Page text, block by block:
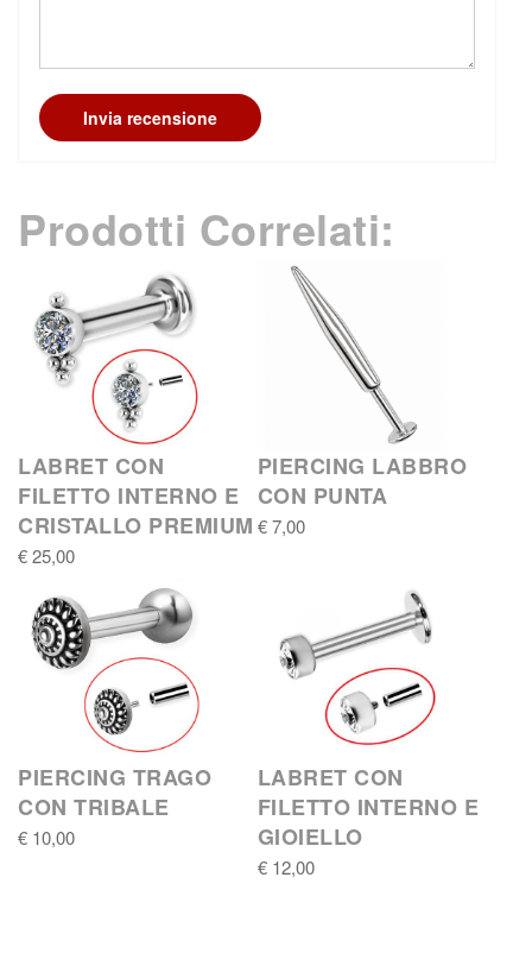
Invia recensione
Prodotti Correlati:
LABRET CON
FILETTO INTERNO E
CRISTALLO PREMIUM
€ 25,00
PIERCING LABBRO
CON PUNTA
€ 7,00
PIERCING TRAGO
CON TRIBALE
€ 10,00
LABRET CON
FILETTO INTERNO E
GIOIELLO
€ 12,00